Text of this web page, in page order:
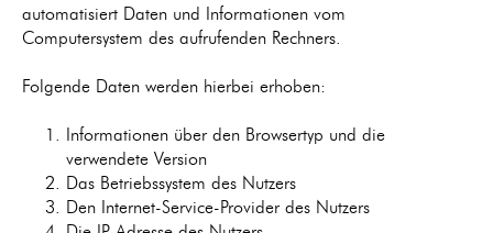
automatisiert Daten und Informationen vom
Computersystem des aufrufenden Rechners.
Folgende Daten werden hierbei erhoben:
Informationen über den Browsertyp und die
verwendete Version
Das Betriebssystem des Nutzers
Den Internet-Service-Provider des Nutzers